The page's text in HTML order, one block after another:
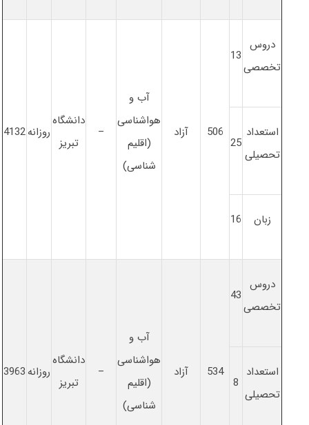
دروس
تخصصی
13
506 آزاد
آب و
هواشناسی
(اقلیم
شناسی)
–
دانشگاه
تبریز
روزانه4132
استعداد
تحصیلی
25
زبان 16
دروس
تخصصی
43
534 آزاد
آب و
هواشناسی
(اقلیم
شناسی)
–
دانشگاه
تبریز
روزانه 3963
استعداد
تحصیلی
8